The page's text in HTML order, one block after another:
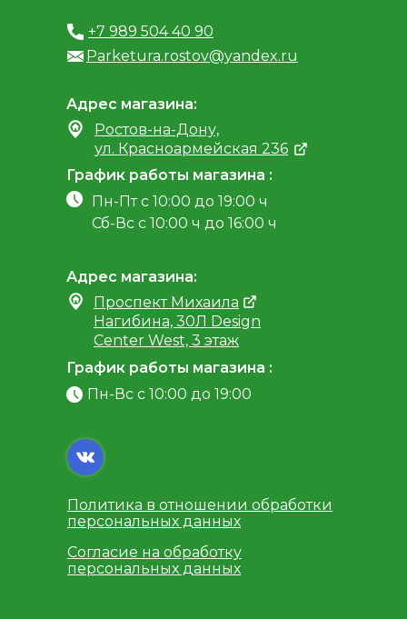
График работы магазина :
+7 989 504 40 90
Parketura.rostov@yandex.ru
Ростов-на-Дону,
ул. Красноармейская 236
Пн-Пт с 10:00 до 19:00 ч
Сб-Вс с 10:00 ч до 16:00 ч
Проспект Михаила
Нагибина, 30Л Design
Center West, 3 этаж
График работы магазина :
Пн-Вс с 10:00 до 19:00
Адрес магазина:
Адрес магазина:
Согласие на обработку
персональных данных
Политика в отношении обработки
персональных данных